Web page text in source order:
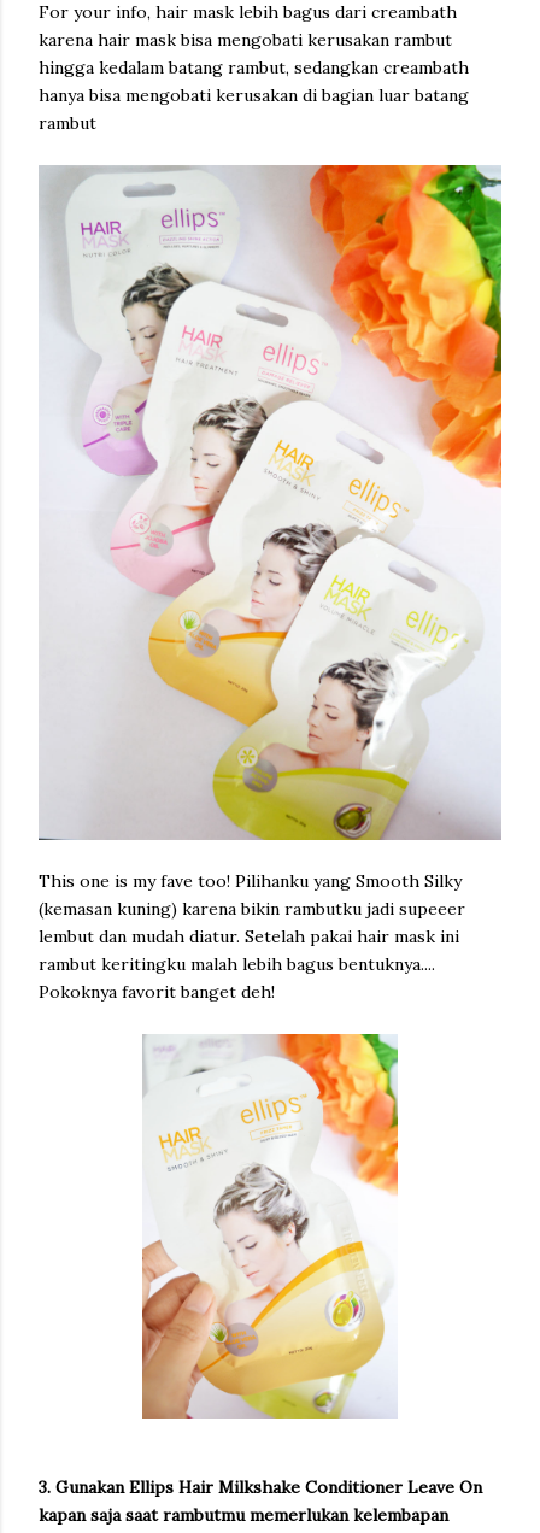
For your info, hair mask lebih bagus dari creambath
karena hair mask bisa mengobati kerusakan rambut
hingga kedalam batang rambut, sedangkan creambath
hanya bisa mengobati kerusakan di bagian luar batang
rambut
This one is my fave too! Pilihanku yang Smooth Silky
(kemasan kuning) karena bikin rambutku jadi supeeer
lembut dan mudah diatur. Setelah pakai hair mask ini
rambut keritingku malah lebih bagus bentuknya....
Pokoknya favorit banget deh!
3. Gunakan Ellips Hair Milkshake Conditioner Leave On
kapan saja saat rambutmu memerlukan kelembapan